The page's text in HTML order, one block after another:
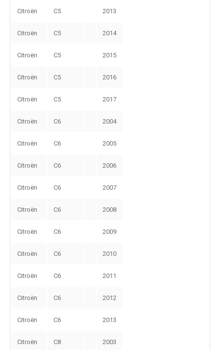
Citroën C5 2013
Citroën C5 2014
Citroën C5 2015
Citroën C5 2016
Citroën C5 2017
Citroën C6 2004
Citroën C6 2005
Citroën C6 2006
Citroën C6 2007
Citroën C6 2008
Citroën C6 2009
Citroën C6 2010
Citroën C6 2011
Citroën C6 2012
Citroën C6 2013
Citroën C8 2003